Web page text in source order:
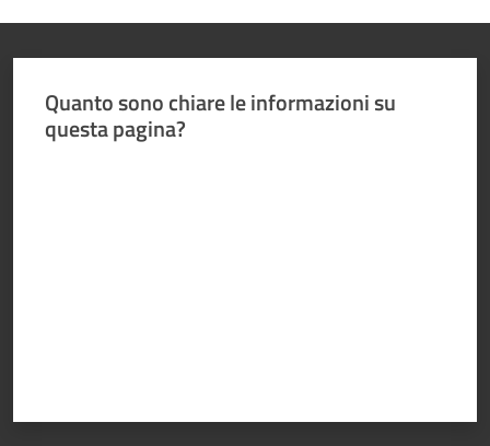
Quanto sono chiare le informazioni su
questa pagina?